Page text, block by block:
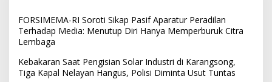
FORSIMEMA-RI Soroti Sikap Pasif Aparatur Peradilan
Terhadap Media: Menutup Diri Hanya Memperburuk Citra
Lembaga
Kebakaran Saat Pengisian Solar Industri di Karangsong,
Tiga Kapal Nelayan Hangus, Polisi Diminta Usut Tuntas